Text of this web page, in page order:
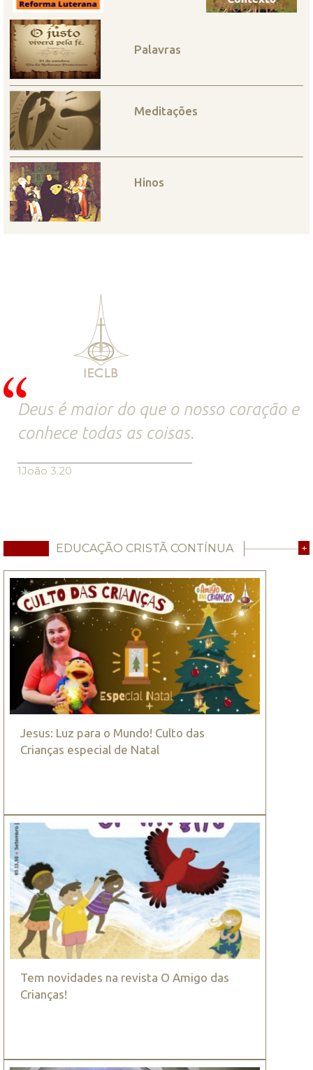
Palavras
Meditações
Hinos
Deus é maior do que o nosso coração e
conhece todas as coisas.
1João 3.20
EDUCAÇÃO CRISTÃ CONTÍNUA +
Jesus: Luz para o Mundo! Culto das
Crianças especial de Natal
Tem novidades na revista O Amigo das
Crianças!